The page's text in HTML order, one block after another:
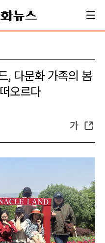
, 다문화 가족의 봄
오르다
가